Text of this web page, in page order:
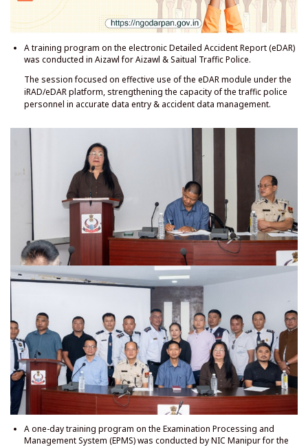
सत्र में आईआरएडी/ईडीएआर प्लेटफॉर्म के तहत ईडीएआर मॉड्यूल के प्रभावी उपयोग, सटीक
डेटा प्रविष्टि और दुर्घटना डेटा प्रबंधन में यातायात पुलिस कर्मियों की क्षमता को मजबूत करने पर
ध्यान केंद्रित किया गया।
एन. आई. सी. मणिपुर द्वारा उच्च माध्यमिक शिक्षा परिषद मणिपुर (सी. ओ. एच. एस. ई. एम.) के
लिए परीक्षा प्रसंस्करण और प्रबंधन प्रणाली (ई. पी. एम. एस.) पर एक दिवसीय प्रशिक्षण कार्यक्रम
आयोजित किया गया था। प्रशिक्षण का उद्देश्य सी. ओ. एच. एस. ई. एम. के अधिकारियों को ई.
पी. एम. एस. की विशेषताओं और संचालन से परिचित कराना था।
ई. पी. एम. एस. एन. आई. सी. मणिपुर द्वारा परीक्षा प्रक्रियाओं को सुव्यवस्थित करने और प्रबंधन
दक्षता में सुधार के लिए विकसित एक नया वेब-आधारित अनुप्रयोग है। ओपन-सोर्स प्रौद्योगिकियों
का उपयोग करके सूक्ष्म सेवा वास्तुकला पर निर्मित, यह परीक्षा गतिविधियों का लचीला और